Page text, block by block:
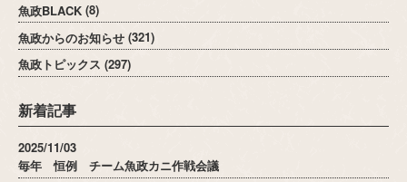
魚政BLACK (8)
魚政からのお知らせ (321)
魚政トピックス (297)
新着記事
2025/11/03
毎年 恒例 チーム魚政カニ作戦会議